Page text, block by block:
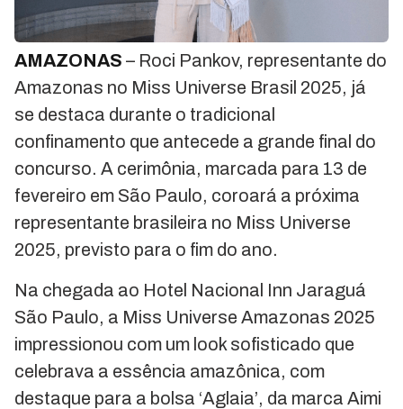
AMAZONAS – Roci Pankov, representante do
Amazonas no Miss Universe Brasil 2025, já
se destaca durante o tradicional
confinamento que antecede a grande final do
concurso. A cerimônia, marcada para 13 de
fevereiro em São Paulo, coroará a próxima
representante brasileira no Miss Universe
2025, previsto para o fim do ano.
Na chegada ao Hotel Nacional Inn Jaraguá
São Paulo, a Miss Universe Amazonas 2025
impressionou com um look sofisticado que
celebrava a essência amazônica, com
destaque para a bolsa ‘Aglaia’, da marca Aimi